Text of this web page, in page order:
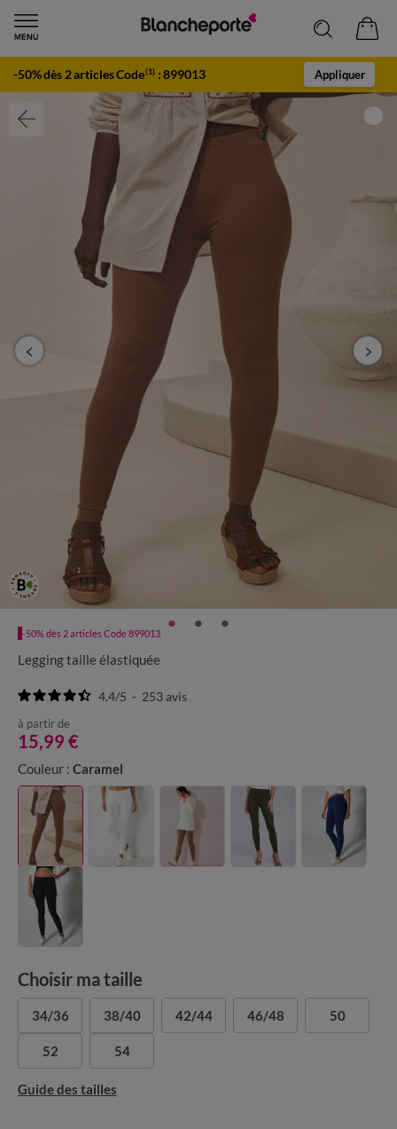
-50% dès 2 articles Code(1) :899013 Appliquer
-50% dès 2 articles Code 899013
Legging taille élastiquée
4.4/5 - 253avis
à partir de
15,99 €
Couleur : Caramel
Choisir ma taille
34/36 38/40 42/44 46/48 50
52 54
Guide des tailles